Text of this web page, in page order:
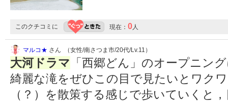
このクチコミに 現在： 0人
マルコ★ さん （女性/南さつま市/20代/Lv.11）
大河ドラマ 「西郷どん」のオープニン
綺麗な滝をぜひこの目で見たいとワク
（？）を散策する感じで歩いていくと